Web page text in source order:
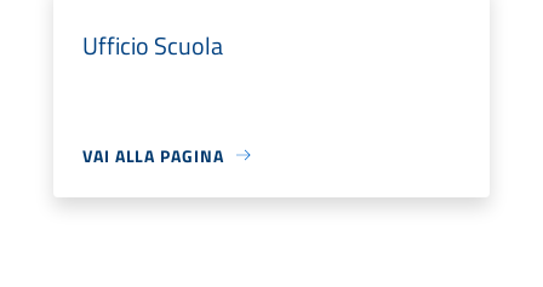
Ufficio Scuola
VAI ALLA PAGINA